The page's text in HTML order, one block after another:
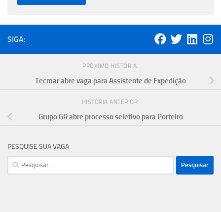
SIGA:
PRÓXIMO HISTÓRIA
Tecmar abre vaga para Assistente de Expedição
HISTÓRIA ANTERIOR
Grupo GR abre processo seletivo para Porteiro
PESQUISE SUA VAGA
Pesquisar
por: